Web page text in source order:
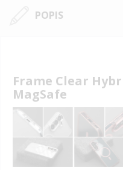
POPIS
Frame Clear
MagSafe